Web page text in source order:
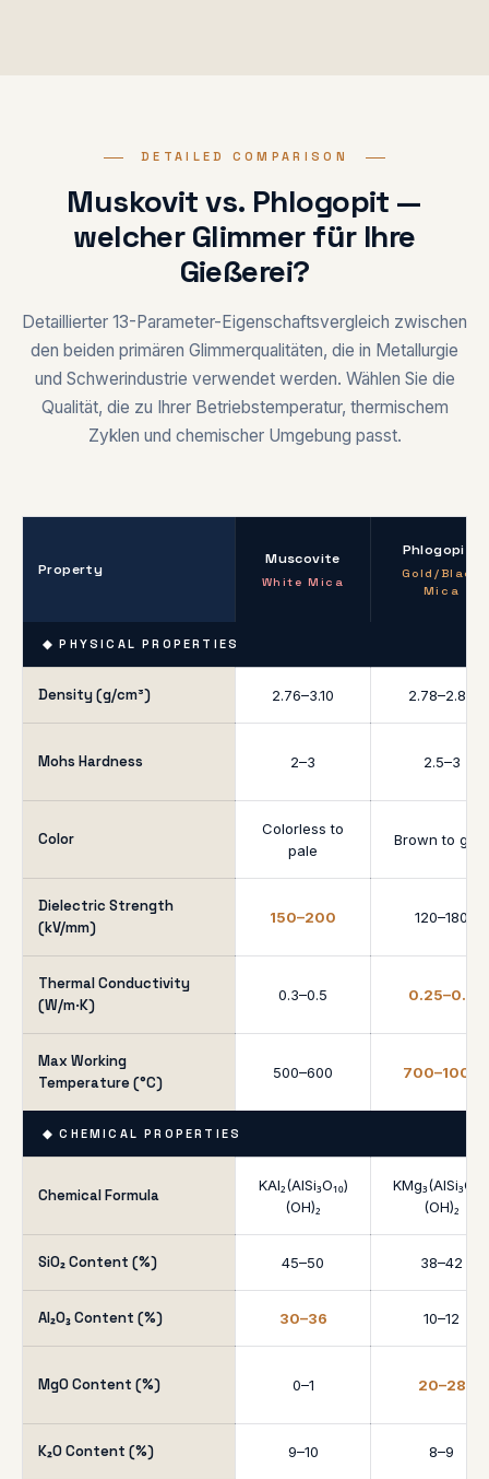
DETAILED COMPARISON
Muskovit vs. Phlogopit —
welcher Glimmer für Ihre
Gießerei?
Detaillierter 13-Parameter-Eigenschaftsvergleich zwischen
den beiden primären Glimmerqualitäten, die in Metallurgie
und Schwerindustrie verwendet werden. Wählen Sie die
Qualität, die zu Ihrer Betriebstemperatur, thermischem
Zyklen und chemischer Umgebung passt.
Property
Muscovite
White Mica
Phlogopite
Gold/Black
Mica
◆ PHYSICAL PROPERTIES
Density (g/cm³) 2.76–3.10 2.78–2.85
Mohs Hardness 2–3 2.5–3
Color
Colorless to
pale
Brown to gold
Dielectric Strength
(kV/mm)
150–200 120–180
Thermal Conductivity
(W/m·K)
0.3–0.5 0.25–0.4
Max Working
Temperature (°C)
500–600 700–1000
◆ CHEMICAL PROPERTIES
Chemical Formula
KAl₂(AlSi₃O₁₀)
(OH)₂
KMg₃(AlSi₃O₁₀)
(OH)₂
SiO₂ Content (%) 45–50 38–42
Al₂O₃ Content (%) 30–36 10–12
MgO Content (%) 0–1 20–28
K₂O Content (%) 9–10 8–9